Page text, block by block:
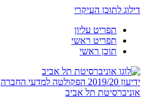
דילוג לתוכן העיקרי
תפריט עליון
תפריט ראשי
תוכן ראשי
ידיעון 2019/20
הפקולטה למדעי החברה
אוניברסיטת תל אביב